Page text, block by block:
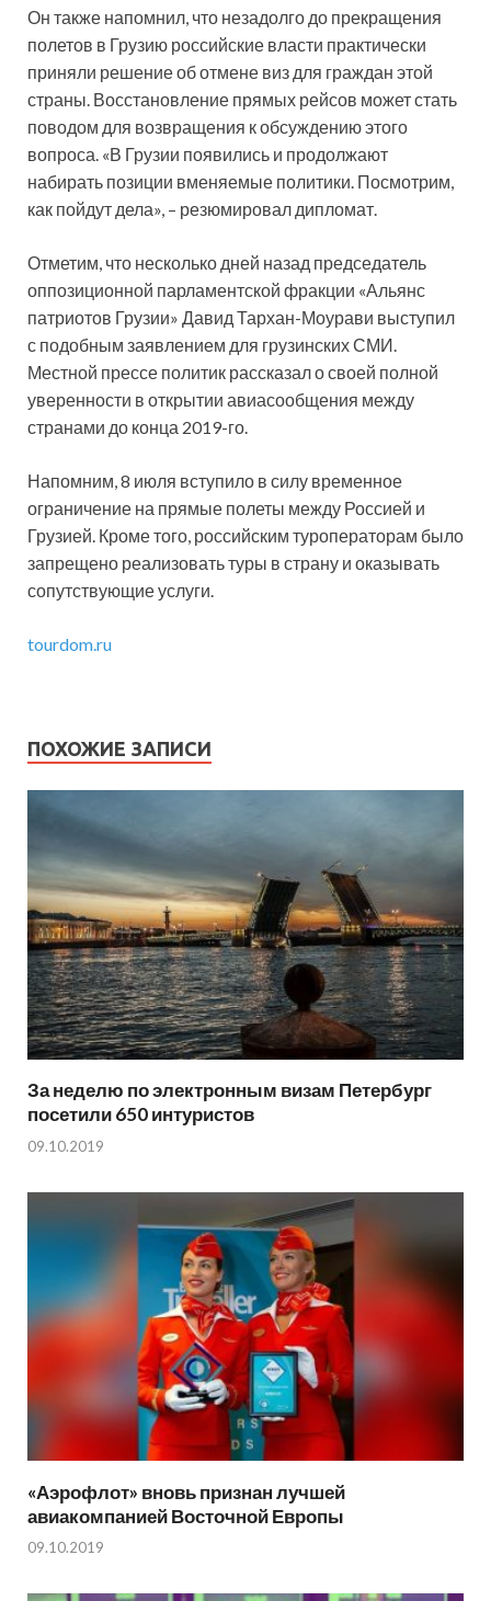
Он также напомнил, что незадолго до прекращения
полетов в Грузию российские власти практически
приняли решение об отмене виз для граждан этой
страны. Восстановление прямых рейсов может стать
поводом для возвращения к обсуждению этого
вопроса. «В Грузии появились и продолжают
набирать позиции вменяемые политики. Посмотрим,
как пойдут дела», – резюмировал дипломат.
Отметим, что несколько дней назад председатель
оппозиционной парламентской фракции «Альянс
патриотов Грузии» Давид Тархан-Моурави выступил
с подобным заявлением для грузинских СМИ.
Местной прессе политик рассказал о своей полной
уверенности в открытии авиасообщения между
странами до конца 2019-го.
Напомним, 8 июля вступило в силу временное
ограничение на прямые полеты между Россией и
Грузией. Кроме того, российским туроператорам было
запрещено реализовать туры в страну и оказывать
сопутствующие услуги.
tourdom.ru
ПОХОЖИЕ ЗАПИСИ
За неделю по электронным визам Петербург
посетили 650 интуристов
09.10.2019
«Аэрофлот» вновь признан лучшей
авиакомпанией Восточной Европы
09.10.2019